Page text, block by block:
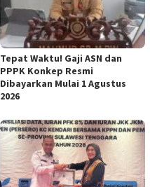
Tepat Waktu! Gaji ASN dan
PPPK Konkep Resmi
Dibayarkan Mulai 1 Agustus
2026